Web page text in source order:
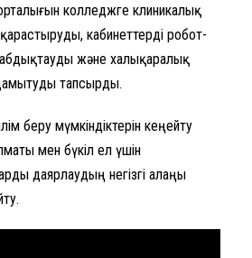
колледжге клиникалық
кабинеттерді робот-
және халықаралық
тапсырды.
беру мүмкіндіктерін кеңейту
мен бүкіл ел үшін
даярлаудың негізгі алаңы